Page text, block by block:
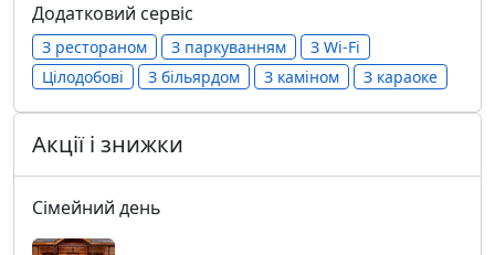
Додатковий сервіс
З рестораном З паркуванням
З Wi-Fi
Цілодобові
З більярдом З каміном З караоке
Акції і знижки
Сімейний день